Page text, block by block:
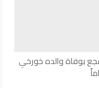
بوفاة والده خورخي